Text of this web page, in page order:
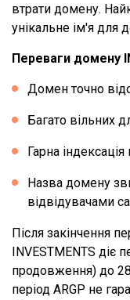
втрати домену.
унікальне ім'я для
Переваги домену
Домен точно
Багато вільних
Гарна
Назва домену
відвідувачами
Після закінчення
INVESTMENTS діє
продовження) до
період ARGP не